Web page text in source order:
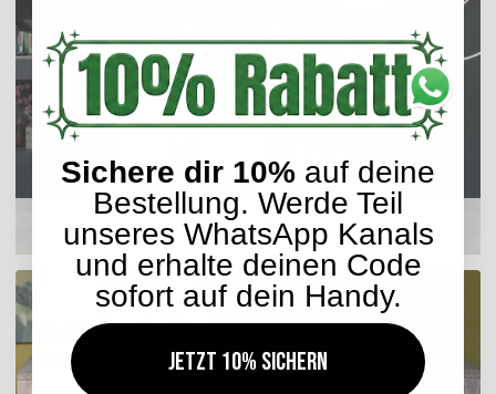
Hocker
Sichere dir 10% auf deine
Bestellung. Werde Teil
unseres WhatsApp Kanals
und erhalte deinen Code
sofort auf dein Handy.
Jetzt 10% sichern